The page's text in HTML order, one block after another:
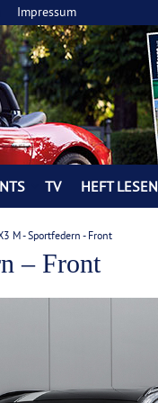
Impressum
TV HEFT LESEN
M - Sportfedern - Front
– Front